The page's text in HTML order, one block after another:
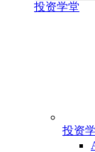
投资学堂
投资